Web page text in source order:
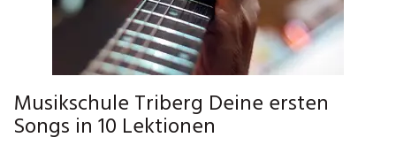
Musikschule Triberg Deine ersten
Songs in 10 Lektionen